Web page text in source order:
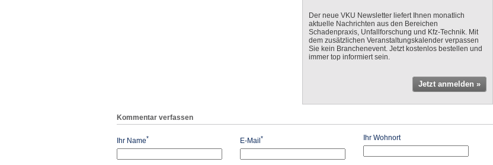
Der neue VKU Newsletter liefert Ihnen monatlich
aktuelle Nachrichten aus den Bereichen
Schadenpraxis, Unfallforschung und Kfz-Technik. Mit
dem zusätzlichen Veranstaltungskalender verpassen
Sie kein Branchenevent. Jetzt kostenlos bestellen und
immer top informiert sein.
Jetzt anmelden »
Kommentar verfassen
Ihr Name* E-Mail * Ihr Wohnort